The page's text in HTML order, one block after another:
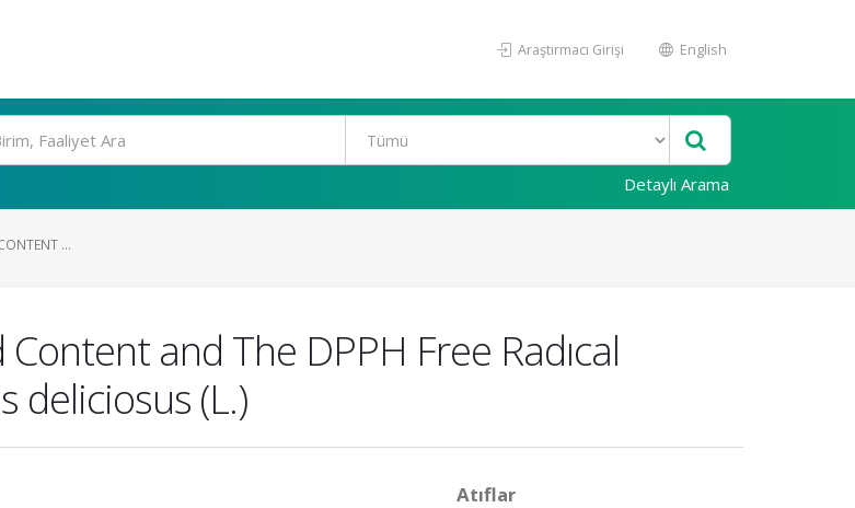
Araştırmacı Girişi English
Detaylı Arama
...
and The DPPH Free Radıcal
deliciosus (L.)
Atıflar